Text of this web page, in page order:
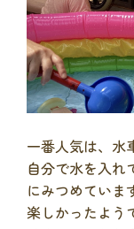
一番人気は、水
自分で水を入れ
にみつめていま
楽しかったよう